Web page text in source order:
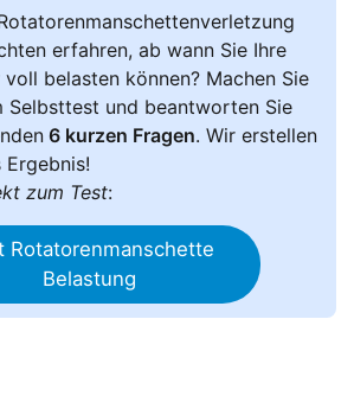
erfahren, ab wann Sie Ihre
belasten können? Machen Sie
Selbsttest und beantworten Sie
6 kurzen Fragen. Wir erstellen
Ergebnis!
zum Test:
Rotatorenmanschette
Belastung